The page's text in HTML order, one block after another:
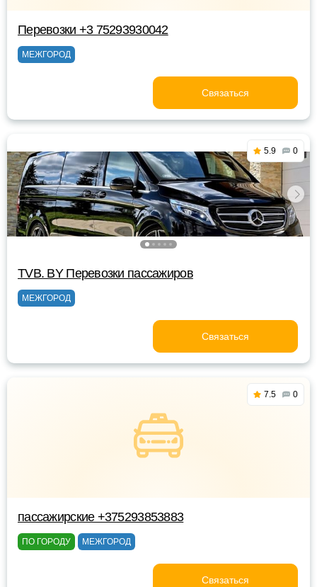
Перевозки +3 75293930042
МЕЖГОРОД
Связаться
5.9 0
TVB. BY Перевозки пассажиров
МЕЖГОРОД
Связаться
7.5 0
пассажирские +375293853883
ПО ГОРОДУ МЕЖГОРОД
Связаться